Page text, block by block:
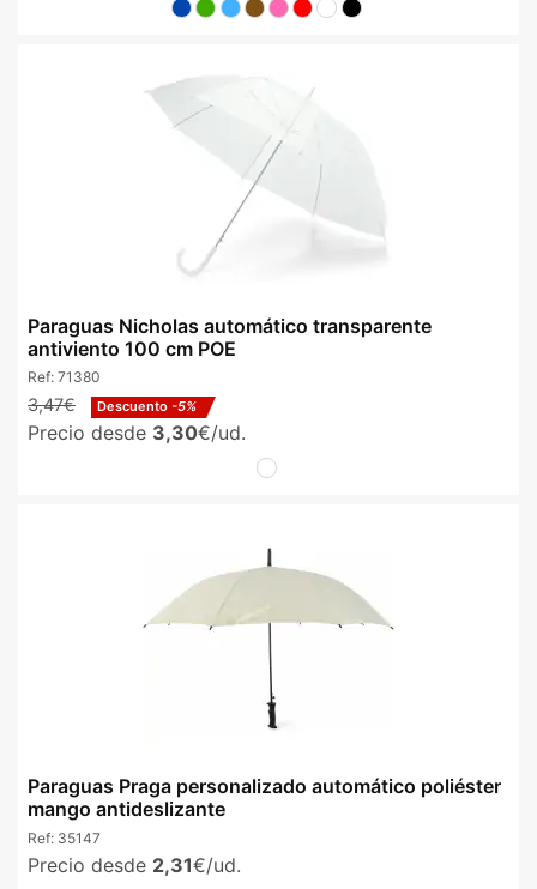
Paraguas Nicholas automático transparente
antiviento 100 cm POE
Ref: 71380
3,47€ Descuento -5%
Precio desde 3,30€/ud.
Paraguas Praga personalizado automático poliéster
mango antideslizante
Ref: 35147
Precio desde 2,31€/ud.